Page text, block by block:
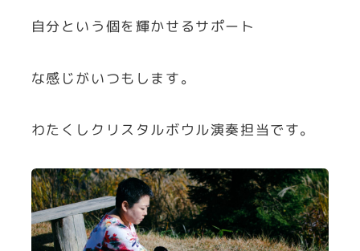
自分という個を輝かせるサポート
な感じがいつもします。
わたくしクリスタルボウル演奏担当です。